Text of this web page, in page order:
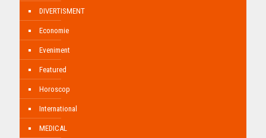
DIVERTISMENT
Economie
Eveniment
Featured
Horoscop
International
MEDICAL